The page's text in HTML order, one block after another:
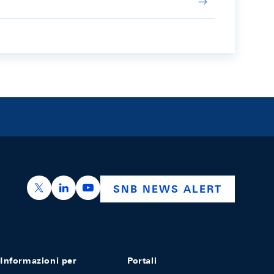
https://x.com/snb_bns
https://ch.linkedin.com/company/swiss-
https://www.youtube.com/
SNB NEWS ALERT
Informazioni per Portali